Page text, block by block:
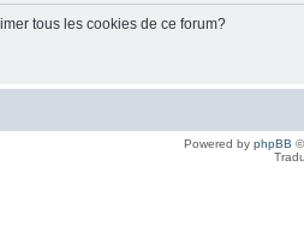
tous les cookies de ce forum?
Powered by phpBB